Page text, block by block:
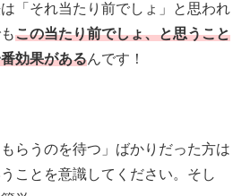
「それ当たり前でしょ」と思われ
この当たり前でしょ、と思うこと
効果があるんです！
らうのを待つ」ばかりだった方は
ことを意識してください。そし